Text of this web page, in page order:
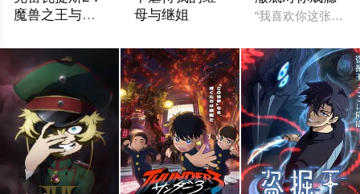
魔兽之王与虚
母与继姐
“我喜欢你这张脸